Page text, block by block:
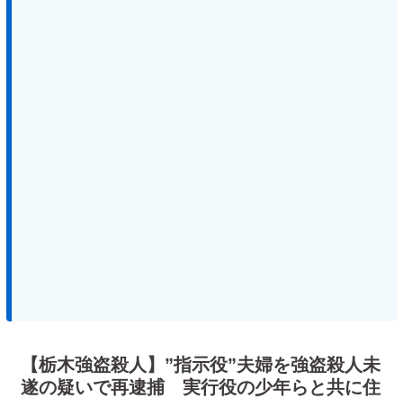
【栃木強盗殺人】”指示役”夫婦を強盗殺人未
遂の疑いで再逮捕 実行役の少年らと共に住